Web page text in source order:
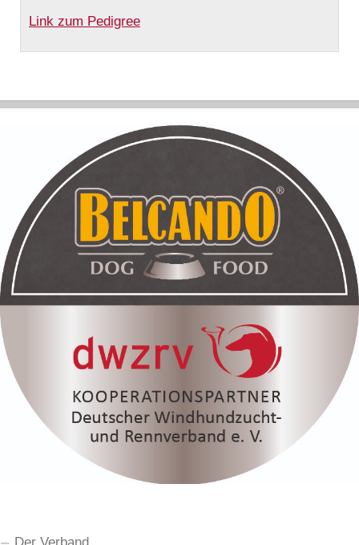
Link zum Pedigree
Der Verband